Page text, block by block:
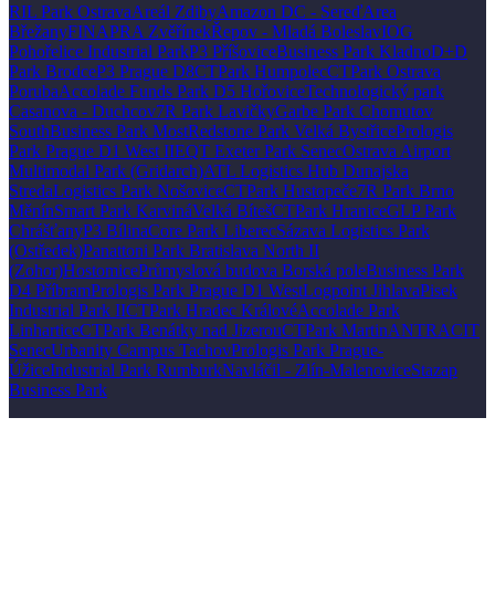
RIL Park OstravaAreál ZdibyAmazon DC - SereďArea
BřežanyFINAPRA ZvěřínekŘepov - Mladá BoleslavIOG
Pohořelice Industrial ParkP3 PříšoviceBusiness Park KladnoD+D
Park BrodceP3 Prague D8CTPark HumpolecCTPark Ostrava
PorubaAccolade Funds Park D5 HořoviceTechnologický park
Casanova - Duchcov7R Park LavičkyGarbe Park Chomutov
SouthBusiness Park MostRedstone Park Velká BystřicePrologis
Park Prague D1 West IIEQT Exeter Park SenecOstrava Airport
Multimodal Park (Gridarch)ATL Logistics Hub Dunajska
StredaLogistics Park NošoviceCTPark Hustopeče7R Park Brno
MěnínSmart Park KarvináVelká BítešCTPark HraniceGLP Park
ChrášťanyP3 BílinaCore Park LiberecSázava Logistics Park
(Ostředek)Panattoni Park Bratislava North II
(Zohor)HostomicePrůmyslová budova Borská poleBusiness Park
D4 PříbramPrologis Park Prague D1 WestLogpoint JihlavaPisek
Industrial Park IICTPark Hradec KrálovéAccolade Park
LinharticeCTPark Benátky nad JizerouCTPark MartinANTRACIT
SenecUrbanity Campus TachovPrologis Park Prague-
ÚžiceIndustrial Park RumburkNavláčil - Zlín-MalenoviceStazap
Business Park